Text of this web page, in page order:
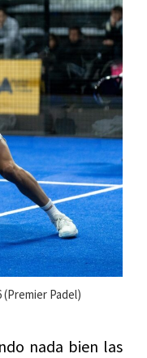
Padel)
nada bien las